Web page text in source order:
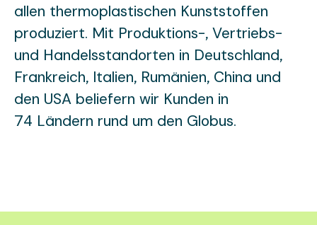
allen thermoplastischen Kunststoffen
produziert. Mit Produktions-, Vertriebs-
und Handelsstandorten in Deutschland,
Frankreich, Italien, Rumänien, China und
den USA beliefern wir Kunden in
74 Ländern rund um den Globus.